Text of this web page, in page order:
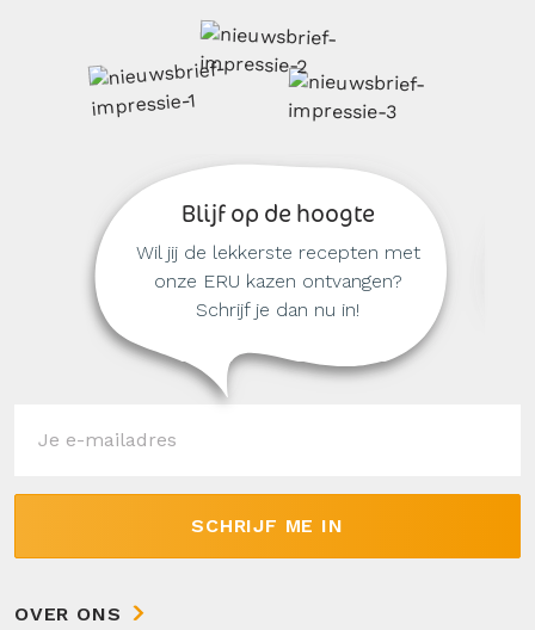
OVER ONS
Blijf op de hoogte
Wil jij de lekkerste recepten met
onze ERU kazen ontvangen?
Schrijf je dan nu in!
SCHRIJF ME IN